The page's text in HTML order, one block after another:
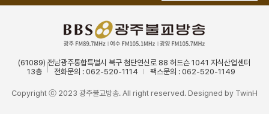
(61089) 전남광주통합특별시 북구 첨단연신로 88 허드슨 1041 지식산업센터
13층
전화문의 : 062-520-1114 팩스문의 : 062-520-1149
Copyright ⓒ 2023 광주불교방송. All right reserved. Designed by TwinH